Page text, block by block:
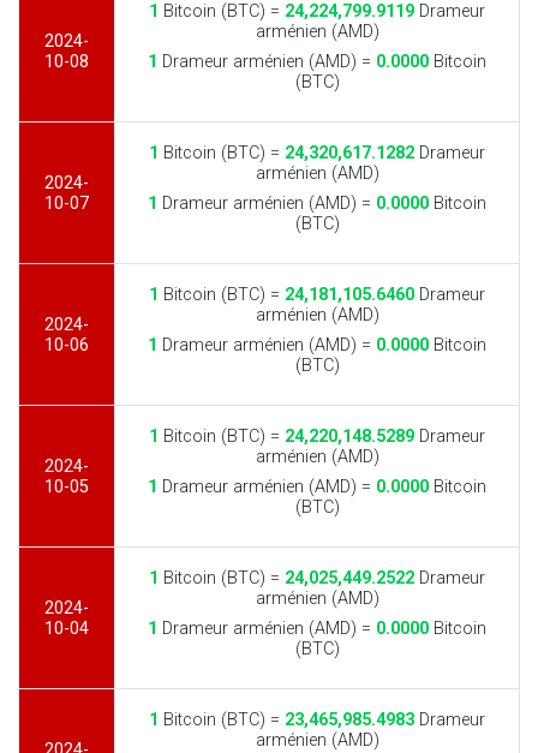
2024-
10-08
1 Bitcoin (BTC) = 24,224,799.9119 Drameur
arménien (AMD)
1 Drameur arménien (AMD) = 0.0000 Bitcoin
(BTC)
2024-
10-07
1 Bitcoin (BTC) = 24,320,617.1282 Drameur
arménien (AMD)
1 Drameur arménien (AMD) = 0.0000 Bitcoin
(BTC)
2024-
10-06
1 Bitcoin (BTC) = 24,181,105.6460 Drameur
arménien (AMD)
1 Drameur arménien (AMD) = 0.0000 Bitcoin
(BTC)
2024-
10-05
1 Bitcoin (BTC) = 24,220,148.5289 Drameur
arménien (AMD)
1 Drameur arménien (AMD) = 0.0000 Bitcoin
(BTC)
2024-
10-04
1 Bitcoin (BTC) = 24,025,449.2522 Drameur
arménien (AMD)
1 Drameur arménien (AMD) = 0.0000 Bitcoin
(BTC)
1 Bitcoin (BTC) = 23,465,985.4983 Drameur
arménien (AMD)